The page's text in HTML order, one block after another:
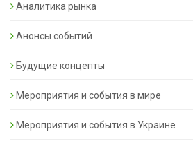
Аналитика рынка
Анонсы событий
Будущие концепты
Мероприятия и события в мире
Мероприятия и события в Украине